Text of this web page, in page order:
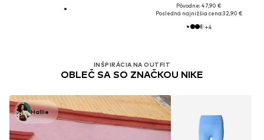
Pôvodne: 47,90 €
Posledná najnižšia cena:32,90 €
+4
INŠPIRÁCIA NA OUTFIT
OBLEČ SA SO ZNAČKOU NIKE
Hallie